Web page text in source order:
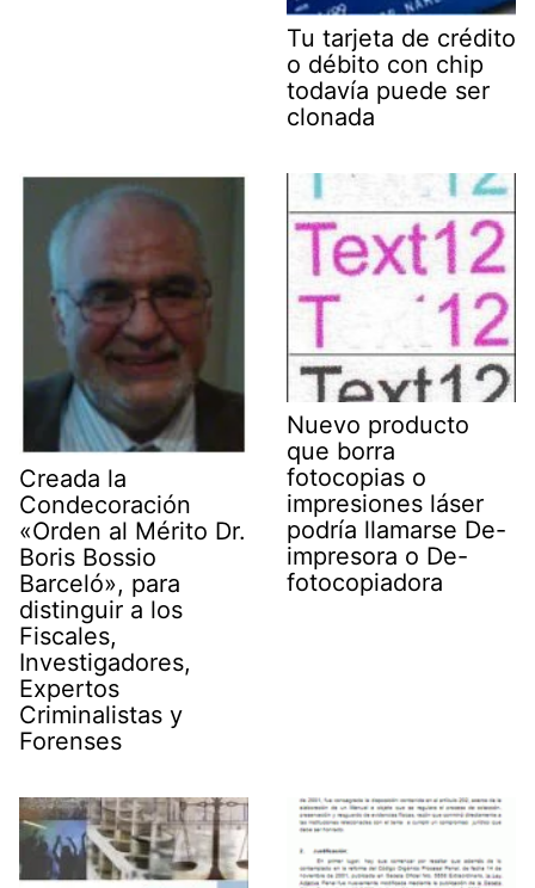
Tu tarjeta de crédito
o débito con chip
todavía puede ser
clonada
Creada la
Condecoración
«Orden al Mérito Dr.
Boris Bossio
Barceló», para
distinguir a los
Fiscales,
Investigadores,
Expertos
Criminalistas y
Forenses
Nuevo producto
que borra
fotocopias o
impresiones láser
podría llamarse De-
impresora o De-
fotocopiadora